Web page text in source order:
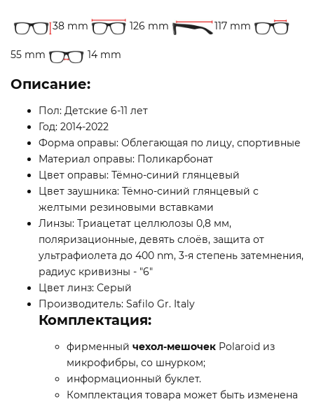
38 mm 126 mm 117 mm
55 mm 14 mm
Описание:
Пол: Детские 6-11 лет
Год: 2014-2022
Форма оправы: Облегающая по лицу, спортивные
Материал оправы: Поликарбонат
Цвет оправы: Тёмно-синий глянцевый
Цвет заушника: Тёмно-синий глянцевый с
желтыми резиновыми вставками
Линзы: Триацетат целлюлозы 0,8 мм,
поляризационные, девять слоёв, защита от
ультрафиолета до 400 nm, 3-я степень затемнения,
радиус кривизны - "6"
Цвет линз: Серый
Производитель: Safilo Gr. Italy
Комплектация:
фирменный чехол-мешочек Polaroid из
микрофибры, со шнурком;
информационный буклет.
Комплектация товара может быть изменена